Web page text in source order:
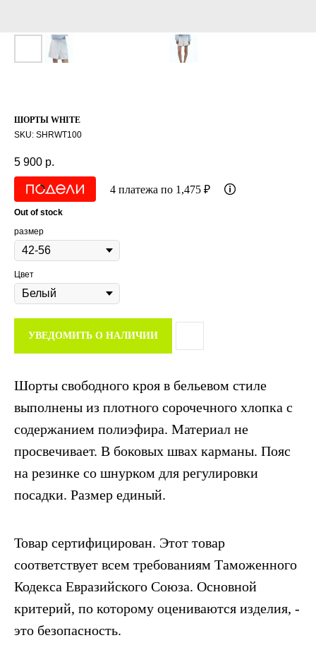
ШОРТЫ WHITE
SKU: SHRWT100
5 900 р.
4 платежа по 1,475 ₽
Out of stock
размер
Цвет
УВЕДОМИТЬ О НАЛИЧИИ
Шорты свободного кроя в бельевом стиле
выполнены из плотного сорочечного хлопка с
содержанием полиэфира. Материал не
просвечивает. В боковых швах карманы. Пояс
на резинке со шнурком для регулировки
посадки. Размер единый.
Товар сертифицирован. Этот товар
соответствует всем требованиям Таможенного
Кодекса Евразийского Союза. Основной
критерий, по которому оцениваются изделия, -
это безопасность.